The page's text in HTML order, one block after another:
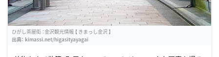
ひがし茶屋街 ：金沢観光情報 【 きまっし金沢 】
出典： kimassi.net/higasityayagai